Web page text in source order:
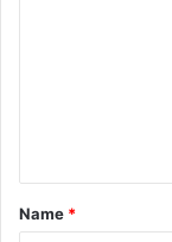
t
*
Name *